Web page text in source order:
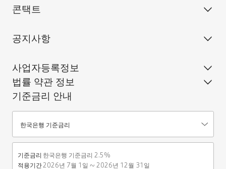
콘택트
공지사항
사업자등록정보
법률 약관 정보
기준금리 안내
기준금리안내
한국은행 기준금리
기준금리 한국은행 기준금리 2.5%
적용기간2026년 7월 1일 ~ 2026년 12월 31일